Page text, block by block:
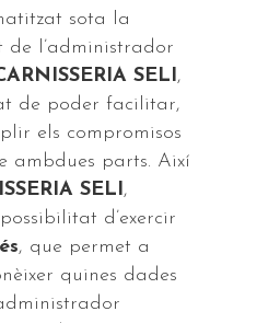
sota la
de l’administrador
SELI,
de poder facilitar,
els compromisos
ambdues parts. Així
SELI,
d’exercir
, que permet a
quines dades